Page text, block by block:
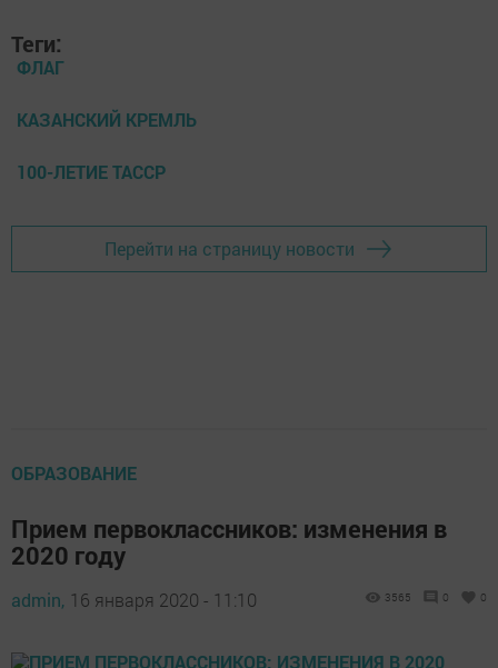
Теги:
ФЛАГ
КАЗАНСКИЙ КРЕМЛЬ
100-ЛЕТИЕ ТАССР
Перейти на страницу новости
ОБРАЗОВАНИЕ
Прием первоклассников: изменения в
2020 году
admin, 16 января 2020 - 11:10 3565 0 0